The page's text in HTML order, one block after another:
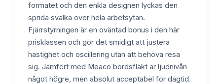
formatet och den enkla designen lyckas den
sprida svalka över hela arbetsytan.
Fjärrstyrningen är en oväntad bonus i den här
prisklassen och gör det smidigt att justera
hastighet och oscillering utan att behöva resa
sig. Jämfört med Meaco bordsfläkt är ljudnivån
något högre, men absolut acceptabel för dagtid.